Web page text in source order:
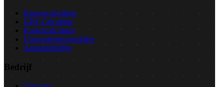
Kansencalculator
GPA-Calculator
Kostencalculator
Universiteitsvergelijker
Aanmeldtijdlijn
Bedrijf